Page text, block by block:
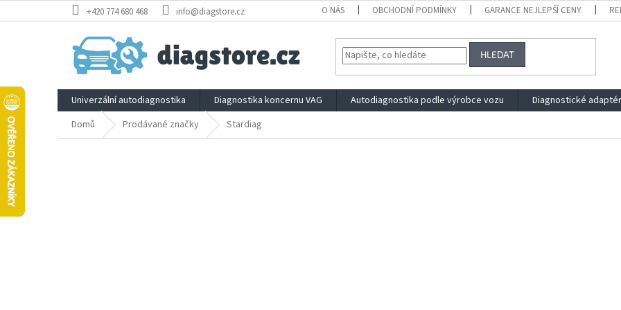
na
+420 774 680 468 info@diagstore.cz O NÁS OBCHODNÍ PODMÍNKY GARANCE NEJLEPŠÍ CENY
HLEDAT
Univerzální autodiagnostika Diagnostika koncernu VAG Autodiagnostika podle výrobce vozu Diagnostické
Domů
Prodávané značky Stardiag